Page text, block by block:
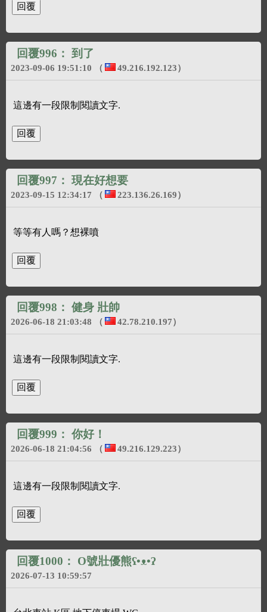
回覆996： 到了
2023-09-06 19:51:10 （ 49.216.192.123）
這邊有一段限制閱讀文字.
回覆997： 現在好想要
2023-09-15 12:34:17 （ 223.136.26.169）
等等有人嗎？想裸噴
回覆998： 健身 壯帥
2026-06-18 21:03:48 （ 42.78.210.197）
這邊有一段限制閱讀文字.
回覆999： 你好！
2026-06-18 21:04:56 （ 49.216.129.223）
這邊有一段限制閱讀文字.
回覆1000： O號壯優熊ʕ•ᴥ•ʔ
2026-07-13 10:59:57